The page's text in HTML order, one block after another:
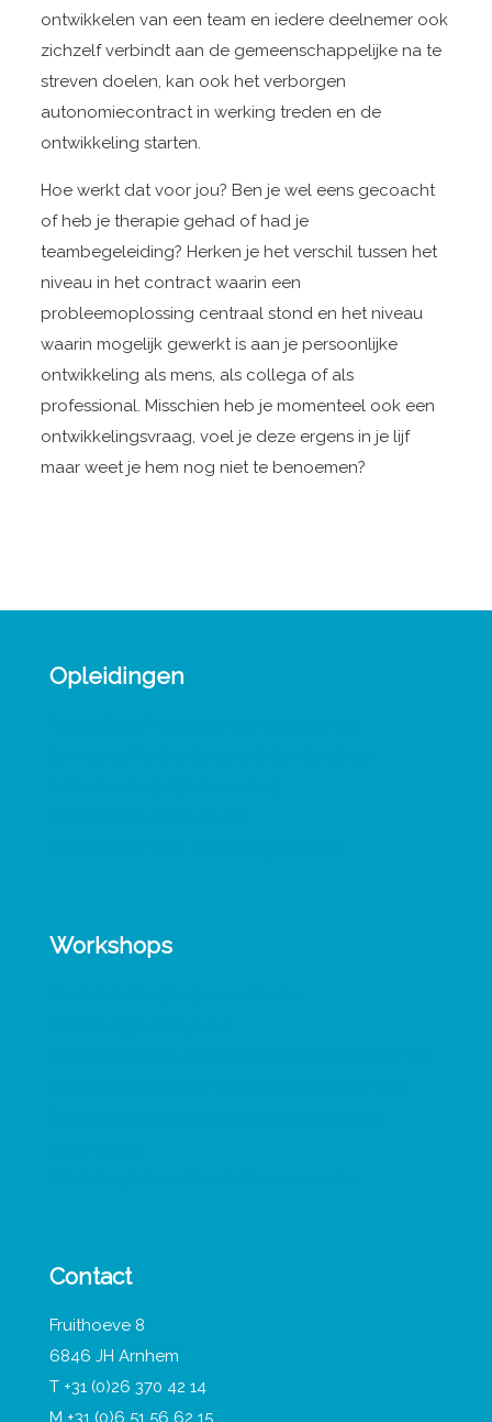
ontwikkelen van een team en iedere deelnemer ook
zichzelf verbindt aan de gemeenschappelijke na te
streven doelen, kan ook het verborgen
autonomiecontract in werking treden en de
ontwikkeling starten.
Hoe werkt dat voor jou? Ben je wel eens gecoacht
of heb je therapie gehad of had je
teambegeleiding? Herken je het verschil tussen het
niveau in het contract waarin een
probleemoplossing centraal stond en het niveau
waarin mogelijk gewerkt is aan je persoonlijke
ontwikkeling als mens, als collega of als
professional. Misschien heb je momenteel ook een
ontwikkelingsvraag, voel je deze ergens in je lijf
maar weet je hem nog niet te benoemen?
Opleidingen
Workshops
Contact
Fruithoeve 8
6846 JH Arnhem
T +31 (0)26 370 42 14
M +31 (0)6 51 56 62 15